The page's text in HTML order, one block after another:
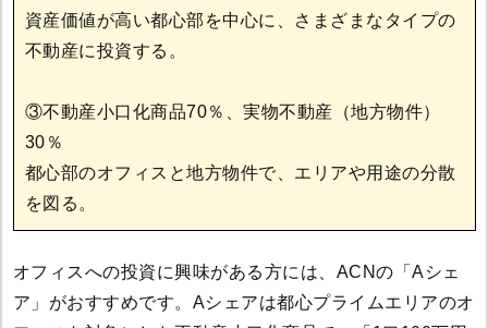
資産価値が高い都心部を中心に、さまざまなタイプの
不動産に投資する。
③不動産小口化商品70％、実物不動産（地方物件）
30％
都心部のオフィスと地方物件で、エリアや用途の分散
を図る。
オフィスへの投資に興味がある方には、ACNの「Aシェ
ア」がおすすめです。Aシェアは都心プライムエリアのオ